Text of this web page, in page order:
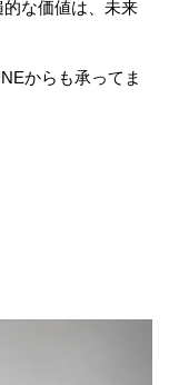
な価値は、未来
からも承ってま